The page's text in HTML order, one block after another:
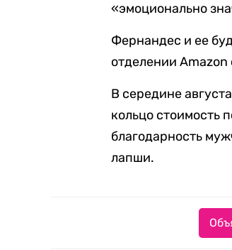
«эмоционально
Фернандес и ее
отделении Amazon
В середине
кольцо стоимость
благодарность
лапши.